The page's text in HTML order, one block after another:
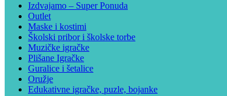
Izdvajamo – Super Ponuda
Outlet
Maske i kostimi
Školski pribor i školske torbe
Muzičke igračke
Plišane Igračke
Guralice i šetalice
Oružje
Edukativne igračke, puzle, bojanke